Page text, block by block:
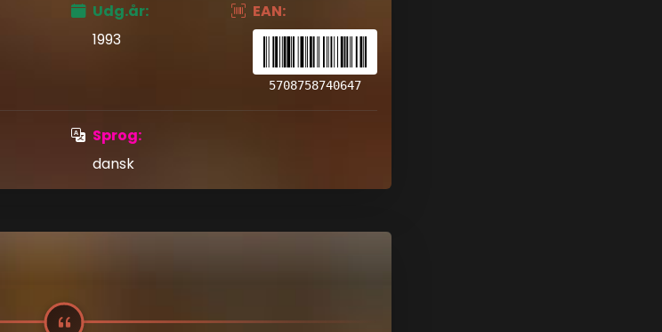
Udg.år:
1993
EAN:
5708758740647
Sprog:
dansk